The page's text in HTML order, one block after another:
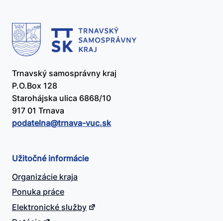
Trnavský samosprávny kraj
P.O.Box 128
Starohájska ulica 6868/10
917 01 Trnava
podatelna@​trnava-vuc.sk
Užitočné informácie
Organizácie kraja
Ponuka práce
Elektronické služby